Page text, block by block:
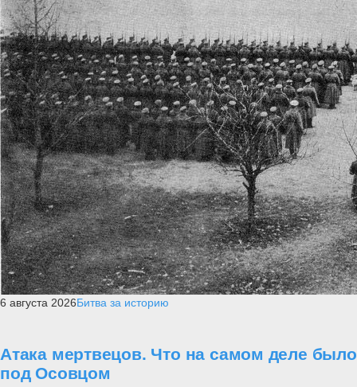
6 августа 2026Битва за историю
Атака мертвецов. Что на самом деле было
под Осовцом